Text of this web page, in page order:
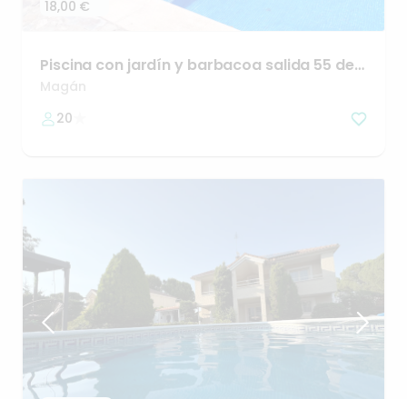
18,00 €
Piscina con jardín y barbacoa salida 55 de
A42
Magán
20